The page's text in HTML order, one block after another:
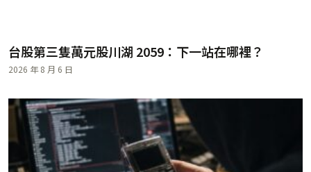
台股第三隻萬元股川湖 2059：下一站在哪裡？
2026 年 8 月 6 日